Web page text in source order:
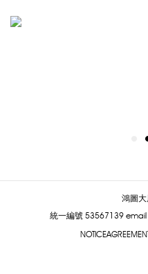
鴻圖
統一編號 53567139
NOTICE